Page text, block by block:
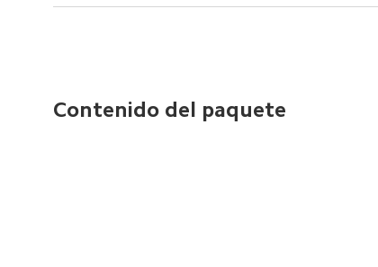
Contenido del paquete